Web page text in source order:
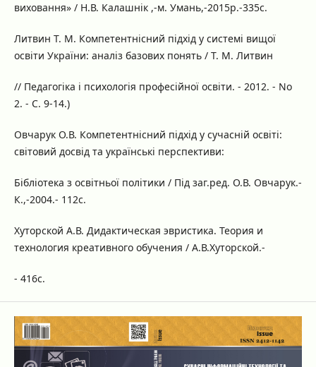
виховання» / Н.В. Калашнік ,-м. Умань,-2015р.-335с.
Литвин Т. М. Компетентнісний підхід у системі вищої
освіти України: аналіз базових понять / Т. М. Литвин
// Педагогіка і психологія професійної освіти. - 2012. - No
2. - С. 9-14.)
Овчарук О.В. Компетентнісний підхід у сучасній освіті:
світовий досвід та українські перспективи:
Бібліотека з освітньої політики / Під заг.ред. О.В. Овчарук.-
К.,-2004.- 112с.
Хуторской А.В. Дидактическая эвристика. Теория и
технология креативного обучения / А.В.Хуторской.-
- 416с.